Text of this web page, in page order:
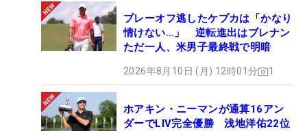
プレーオフ逃したケプカは「かなり
情けない…」 逆転進出はブレナン
ただ一人、米男子最終戦で明暗
2026年8月10日 (月) 12時01分 1
ホアキン・ニーマンが通算16アン
ダーでLIV完全優勝 浅地洋佑22位